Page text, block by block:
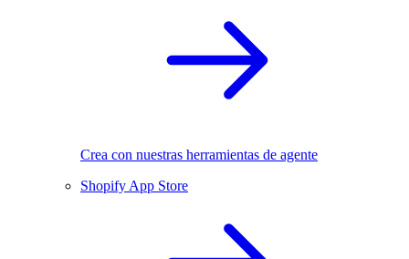
Crea con nuestras herramientas de agente
Shopify App Store